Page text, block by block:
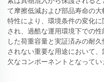
て摩擦低減および部品寿命の
特性により、環境条件の変化
され、過酷な運用環境下での
した荷重容量と実証済みの耐
されない重要な用途において
欠なコンポーネントとなってい